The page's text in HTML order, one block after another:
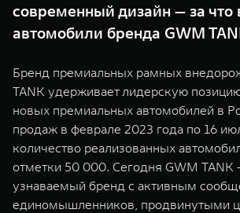
WEY 07
Расширяя границы комфорта
от 6 149 000 ₽
современный дизайн — за
автомобили бренда GWM
Бренд премиальных рамных
TANK удерживает лидерскую
новых премиальных автомобилей в
продаж в феврале 2023 года по 16
количество реализованных
отметки 50 000. Сегодня GWM TANK
узнаваемый бренд с активным
единомышленников, продвинутыми